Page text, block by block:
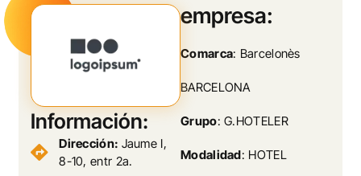
empresa:
Comarca: Barcelonès
BARCELONA
Grupo: G.HOTELER
Modalidad: HOTEL
Información:
Dirección: Jaume I,
8-10, entr 2a.